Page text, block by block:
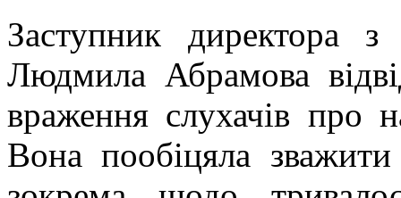
Заступник директора з
Людмила Абрамова
враження слухачів про
Вона пообіцяла